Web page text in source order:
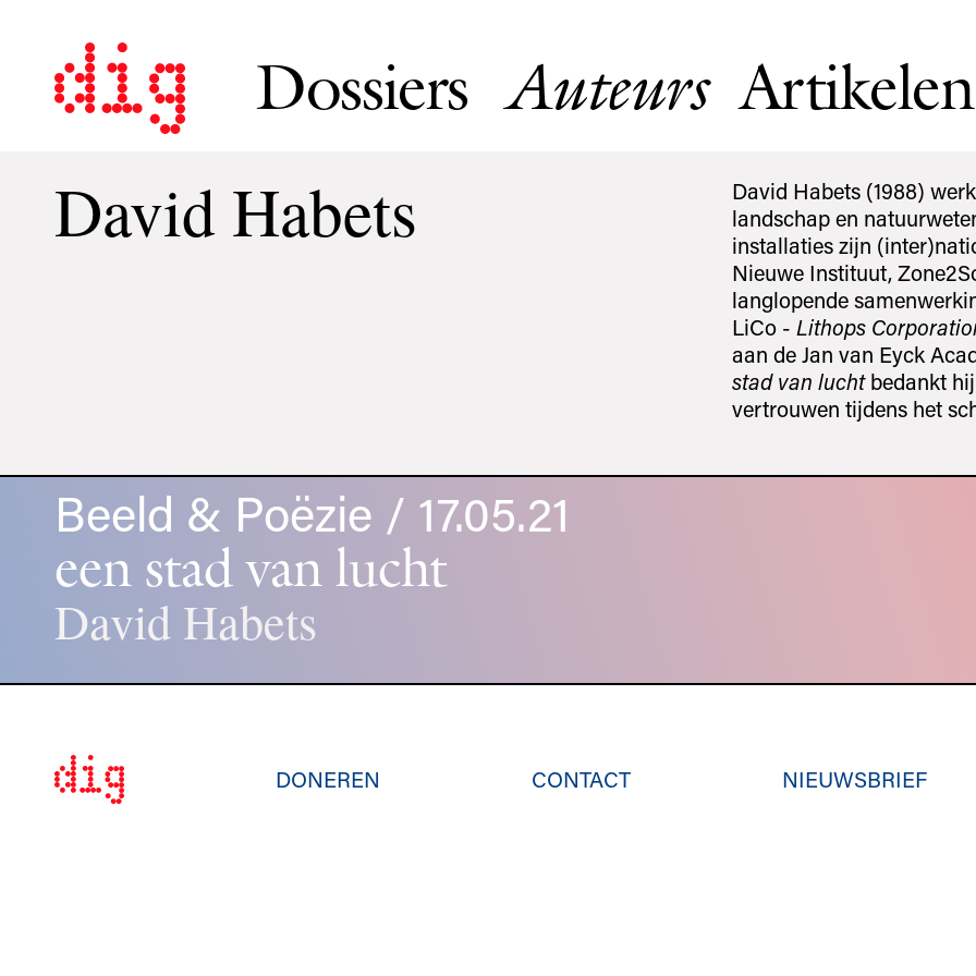
Dossiers Auteurs Artikelen
David Habets
David Habets (1988)
landschap en
installaties zijn
Nieuwe Instituut,
langlopende
LiCo - Lithops
aan de Jan van Eyck
stad van luchtbedankt
vertrouwen tijdens het
Beeld & Poëzie / 17.05.21
een stad van lucht
David Habets
DONEREN CONTACT NIEUWSBRIEF